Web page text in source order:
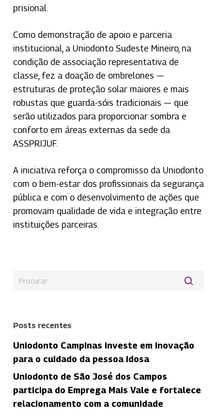
prisional.
Como demonstração de apoio e parceria
institucional, a Uniodonto Sudeste Mineiro, na
condição de associação representativa de
classe, fez a doação de ombrelones —
estruturas de proteção solar maiores e mais
robustas que guarda-sóis tradicionais — que
serão utilizados para proporcionar sombra e
conforto em áreas externas da sede da
ASSPRIJUF.
A iniciativa reforça o compromisso da Uniodonto
com o bem-estar dos profissionais da segurança
pública e com o desenvolvimento de ações que
promovam qualidade de vida e integração entre
instituições parceiras.
Posts recentes
Uniodonto Campinas investe em inovação
para o cuidado da pessoa idosa
Uniodonto de São José dos Campos
participa do Emprega Mais Vale e fortalece
relacionamento com a comunidade